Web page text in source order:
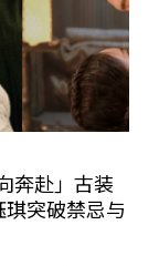
奔赴」古装
突破禁忌与